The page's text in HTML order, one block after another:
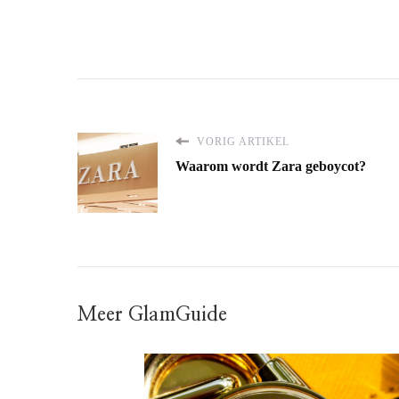
VORIG ARTIKEL
Waarom wordt Zara geboycot?
Meer GlamGuide